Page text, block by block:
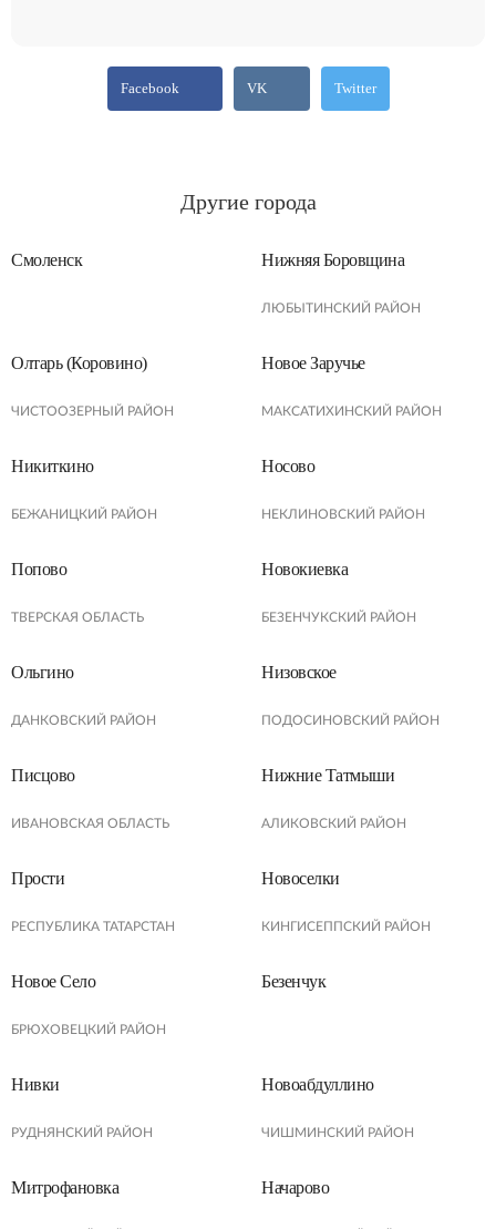
Facebook VK Twitter
Другие города
Смоленск Нижняя Боровщина
ЛЮБЫТИНСКИЙ РАЙОН
Олтарь (Коровино)
ЧИСТООЗЕРНЫЙ РАЙОН
Новое Заручье
МАКСАТИХИНСКИЙ РАЙОН
Никиткино
БЕЖАНИЦКИЙ РАЙОН
Носово
НЕКЛИНОВСКИЙ РАЙОН
Попово
ТВЕРСКАЯ ОБЛАСТЬ
Новокиевка
БЕЗЕНЧУКСКИЙ РАЙОН
Ольгино
ДАНКОВСКИЙ РАЙОН
Низовское
ПОДОСИНОВСКИЙ РАЙОН
Писцово
ИВАНОВСКАЯ ОБЛАСТЬ
Нижние Татмыши
АЛИКОВСКИЙ РАЙОН
Прости
РЕСПУБЛИКА ТАТАРСТАН
Новоселки
КИНГИСЕППСКИЙ РАЙОН
Новое Село
БРЮХОВЕЦКИЙ РАЙОН
Безенчук
Нивки
РУДНЯНСКИЙ РАЙОН
Новоабдуллино
ЧИШМИНСКИЙ РАЙОН
Митрофановка Начарово